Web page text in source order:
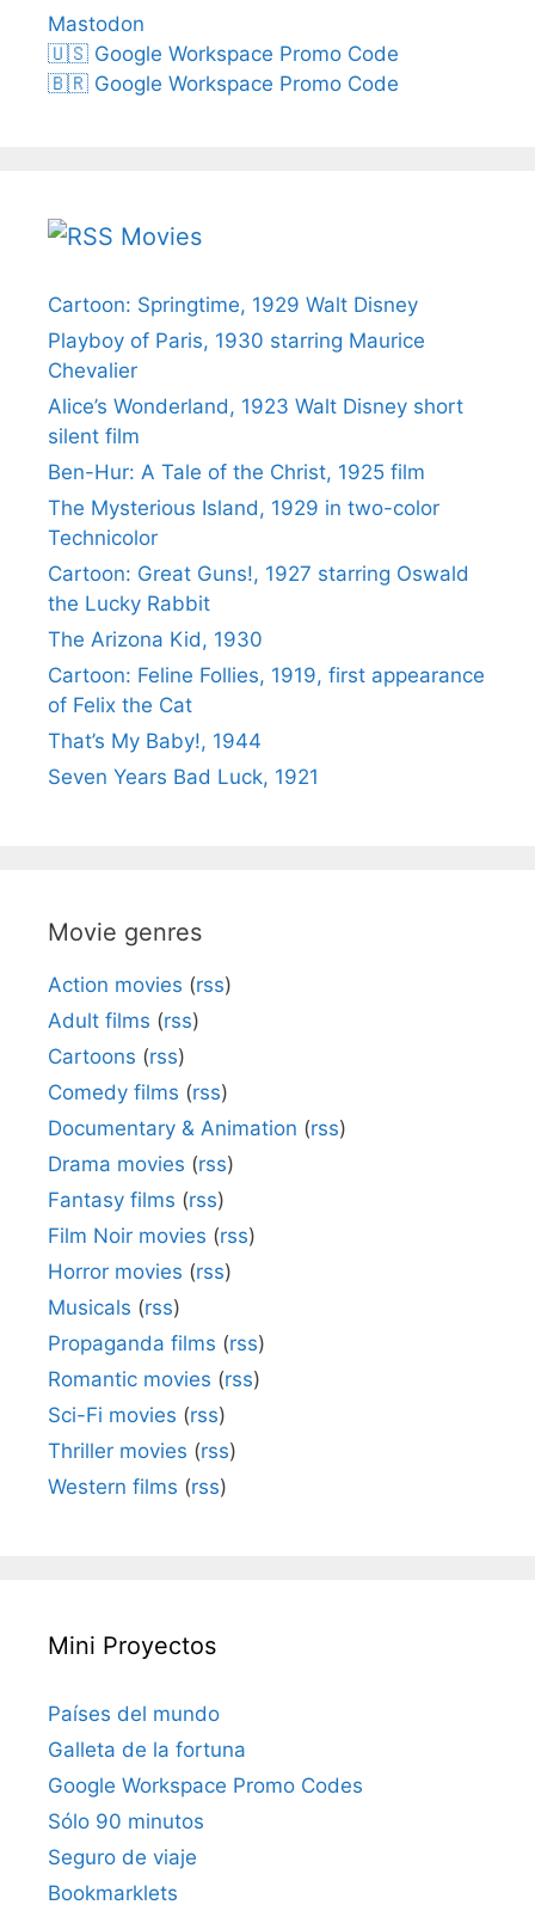
Mastodon
🇺🇸 Google Workspace Promo Code
🇧🇷 Google Workspace Promo Code
Movies
Cartoon: Springtime, 1929 Walt Disney
Playboy of Paris, 1930 starring Maurice
Chevalier
Alice’s Wonderland, 1923 Walt Disney short
silent film
Ben-Hur: A Tale of the Christ, 1925 film
The Mysterious Island, 1929 in two-color
Technicolor
Cartoon: Great Guns!, 1927 starring Oswald
the Lucky Rabbit
The Arizona Kid, 1930
Cartoon: Feline Follies, 1919, first appearance
of Felix the Cat
That’s My Baby!, 1944
Seven Years Bad Luck, 1921
Movie genres
Action movies (rss)
Adult films (rss)
Cartoons (rss)
Comedy films (rss)
Documentary & Animation (rss)
Drama movies (rss)
Fantasy films (rss)
Film Noir movies (rss)
Horror movies (rss)
Musicals (rss)
Propaganda films (rss)
Romantic movies (rss)
Sci-Fi movies (rss)
Thriller movies (rss)
Western films (rss)
Mini Proyectos
Países del mundo
Galleta de la fortuna
Google Workspace Promo Codes
Sólo 90 minutos
Seguro de viaje
Bookmarklets